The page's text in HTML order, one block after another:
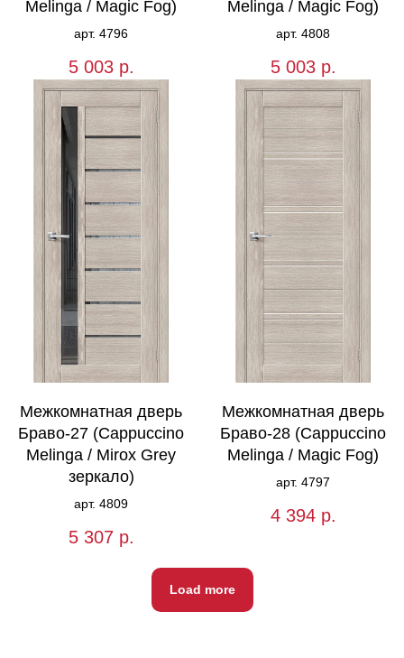
Melinga / Magic Fog)
арт. 4796
5 003 р.
Melinga / Magic Fog)
арт. 4808
5 003 р.
Межкомнатная дверь
Браво-27 (Cappuccino
Melinga / Mirox Grey
зеркало)
арт. 4809
5 307 р.
Межкомнатная дверь
Браво-28 (Cappuccino
Melinga / Magic Fog)
арт. 4797
4 394 р.
Load more